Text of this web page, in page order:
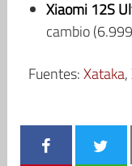
Xiaomi 12S
cambio
Fuentes:Xataka,